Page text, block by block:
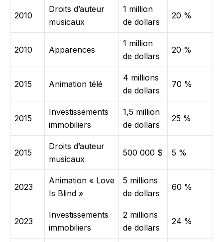
2010
Droits d’auteur
musicaux
1 million
de dollars
20 %
2010 Apparences
1 million
de dollars
20 %
2015 Animation télé
4 millions
de dollars
70 %
2015
Investissements
immobiliers
1,5 million
de dollars
25 %
2015
Droits d’auteur
musicaux
500 000 $ 5 %
2023
Animation « Love
Is Blind »
5 millions
de dollars
60 %
2023
Investissements
immobiliers
2 millions
de dollars
24 %